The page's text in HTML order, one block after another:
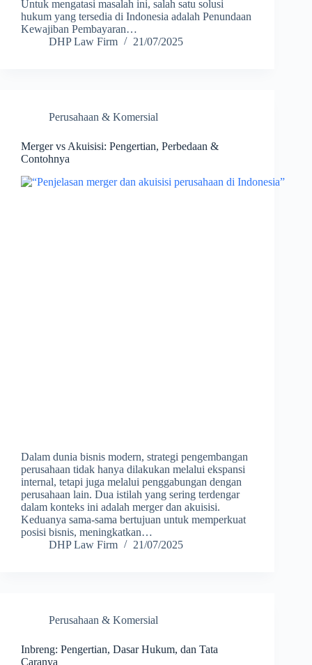
Untuk mengatasi masalah ini, salah satu solusi
hukum yang tersedia di Indonesia adalah Penundaan
Kewajiban Pembayaran…
DHP Law Firm
21/07/2025
Perusahaan & Komersial
Merger vs Akuisisi: Pengertian, Perbedaan &
Contohnya
Dalam dunia bisnis modern, strategi pengembangan
perusahaan tidak hanya dilakukan melalui ekspansi
internal, tetapi juga melalui penggabungan dengan
perusahaan lain. Dua istilah yang sering terdengar
dalam konteks ini adalah merger dan akuisisi.
Keduanya sama-sama bertujuan untuk memperkuat
posisi bisnis, meningkatkan…
DHP Law Firm
21/07/2025
Perusahaan & Komersial
Inbreng: Pengertian, Dasar Hukum, dan Tata
Caranya